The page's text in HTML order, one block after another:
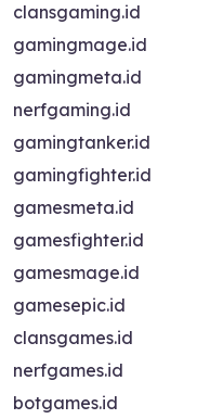
clansgaming.id
gamingmage.id
gamingmeta.id
nerfgaming.id
gamingtanker.id
gamingfighter.id
gamesmeta.id
gamesfighter.id
gamesmage.id
gamesepic.id
clansgames.id
nerfgames.id
botgames.id